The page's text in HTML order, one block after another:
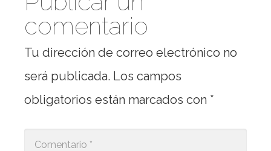
comentario
Tu dirección de correo electrónico no
será publicada. Los campos
obligatorios están marcados con *